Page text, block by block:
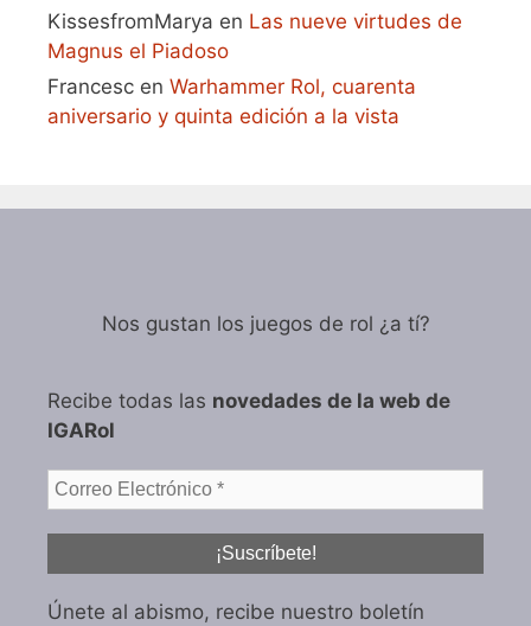
KissesfromMarya en Las nueve virtudes de
Magnus el Piadoso
Francesc en Warhammer Rol, cuarenta
aniversario y quinta edición a la vista
Nos gustan los juegos de rol ¿a tí?
Recibe todas las novedades de la web de
IGARol
Únete al abismo, recibe nuestro boletín